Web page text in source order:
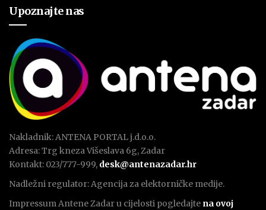
Upoznajte nas
Nakladnik: ANTENA PORTAL j.d.o.o.
Adresa: Trg kneza Višeslava 6g, Zadar
Kontakt: 023/777-999, desk@antenazadar.hr
Nadležni regulator: Agencija za elektorničke medije.
Impressum Antene Zadar u cijelosti pogledajte na ovoj